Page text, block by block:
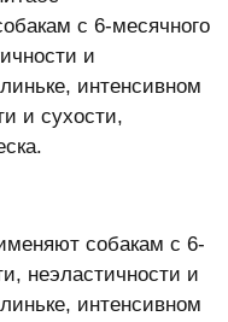
с 6-месячного
и
интенсивном
и сухости,
собакам с 6-
неэластичности и
интенсивном